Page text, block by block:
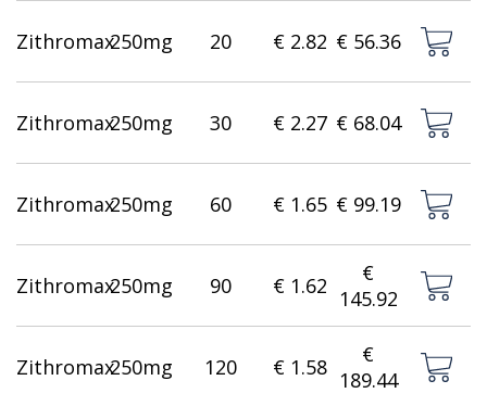
Zithromax250mg 20 € 2.82 € 56.36
Zithromax250mg 30 € 2.27 € 68.04
Zithromax250mg 60 € 1.65 € 99.19
Zithromax250mg 90 € 1.62
€
145.92
Zithromax250mg 120 € 1.58
€
189.44